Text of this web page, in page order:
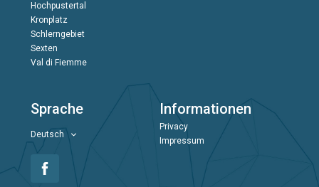
Hochpustertal
Kronplatz
Schlerngebiet
Sexten
Val di Fiemme
Sprache
Deutsch
Informationen
Privacy
Impressum